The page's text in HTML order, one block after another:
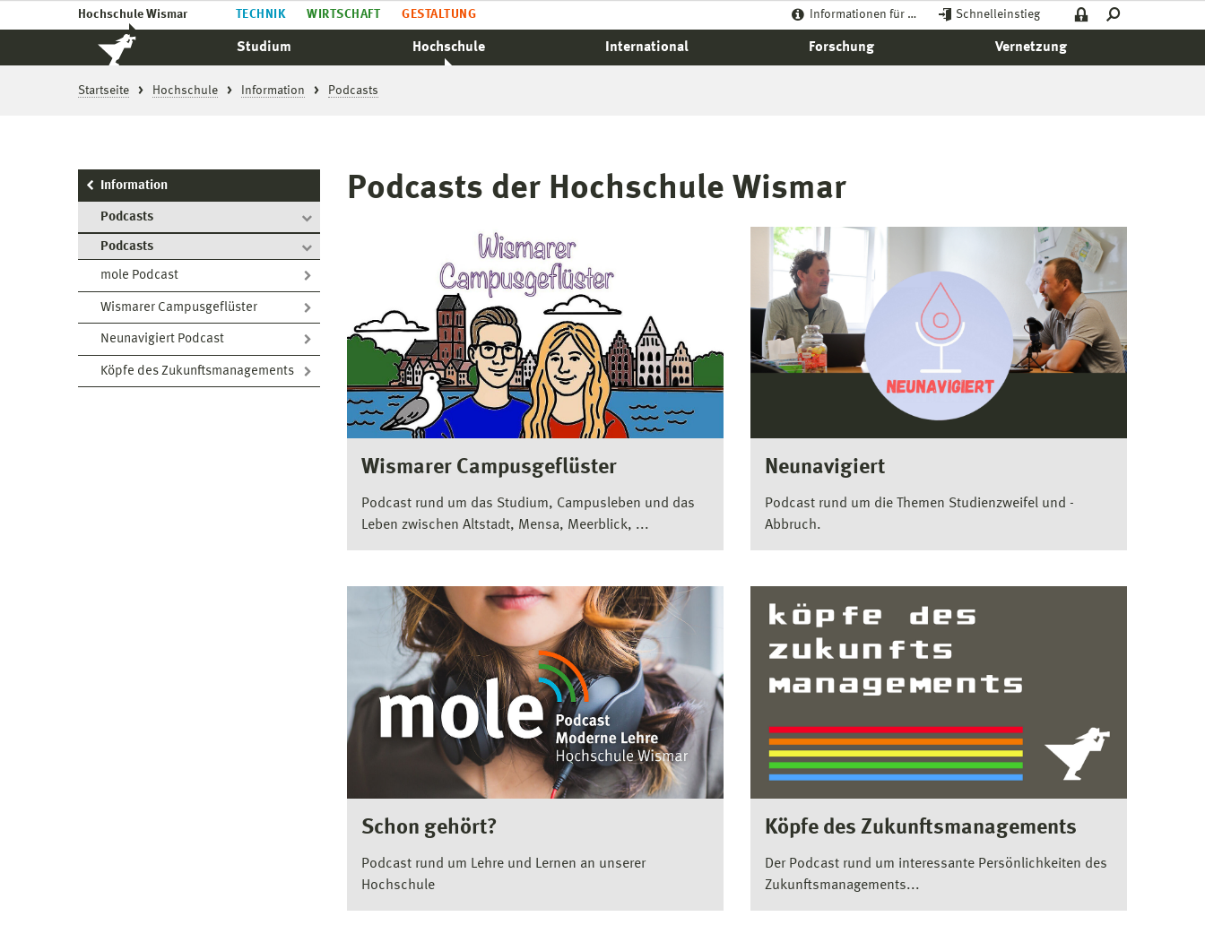
Hochschule Wismar TECHNIK WIRTSCHAFT GESTALTUNG Informationen für … Schnelleinstieg
Studium Hochschule International Forschung Vernetzung
Startseite Hochschule Information Podcasts
Information
Podcasts
Podcasts
mole Podcast
Wismarer Campusgeflüster
Neunavigiert Podcast
Köpfe des Zukunftsmanagements
Podcasts der Hochschule Wismar
Wismarer Campusgeflüster
Podcast rund um das Studium, Campusleben und das
Leben zwischen Altstadt, Mensa, Meerblick, ...
Neunavigiert
Podcast rund um die Themen Studienzweifel und -
Abbruch.
Schon gehört?
Podcast rund um Lehre und Lernen an unserer
Hochschule
Köpfe des Zukunftsmanagements
Der Podcast rund um interessante Persönlichkeiten des
Zukunftsmanagements...